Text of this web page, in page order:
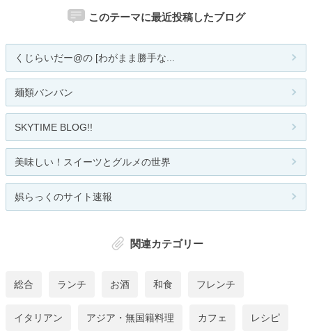
このテーマに最近投稿したブログ
くじらいだー@の [わがまま勝手な...
麺類バンバン
SKYTIME BLOG!!
美味しい！スイーツとグルメの世界
娯らっくのサイト速報
関連カテゴリー
総合 ランチ お酒 和食 フレンチ
イタリアン アジア・無国籍料理 カフェ レシピ